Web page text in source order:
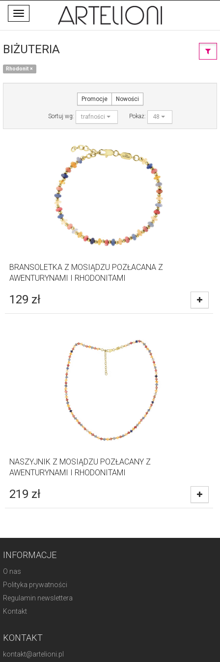
Toggle
navigation
BIŻUTERIA
Rhodonit×
Promocje Nowości
Sortuj wg: trafności Pokaż: 48
BRANSOLETKA Z MOSIĄDZU POZŁACANA Z
AWENTURYNAMI I RHODONITAMI
129 zł
NASZYJNIK Z MOSIĄDZU POZŁACANY Z
AWENTURYNAMI I RHODONITAMI
219 zł
INFORMACJE
O nas
Polityka prywatności
Regulamin newslettera
Kontakt
KONTAKT
kontakt@artelioni.pl